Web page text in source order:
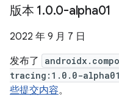
版本 1.0.0-alpha01
2022 年 9 月 7 日
发布了
tracing:1.0.0-alpha01
些提交内容。